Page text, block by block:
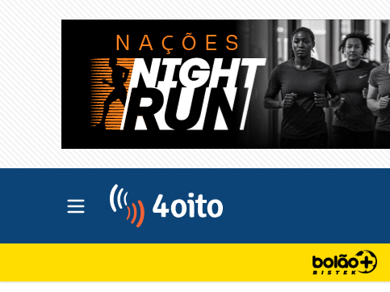
Abrir menu principal